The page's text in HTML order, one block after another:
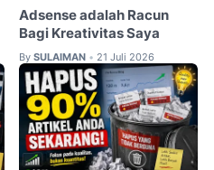
Adsense adalah Racun
Bagi Kreativitas Saya
By SULAIMAN • 21 Juli 2026